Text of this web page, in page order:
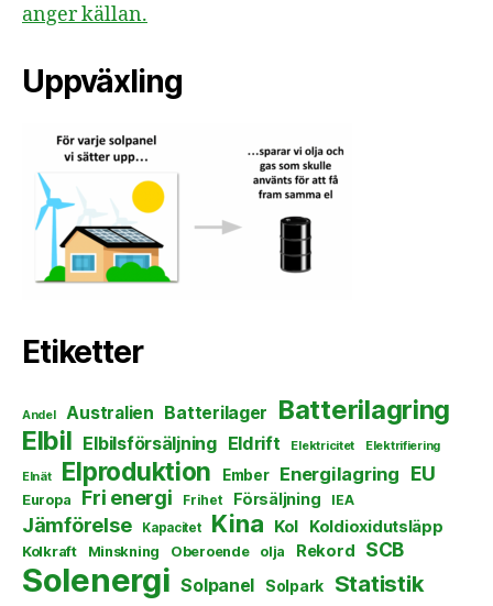
anger källan.
Uppväxling
Etiketter
Andel Australien Batterilager Batterilagring
Elbil Elbilsförsäljning Eldrift Elektricitet Elektrifiering
Elnät Elproduktion Ember Energilagring EU
Europa Fri energi Frihet Försäljning IEA
Jämförelse Kapacitet Kina Kol Koldioxidutsläpp
Kolkraft Minskning Oberoende olja Rekord SCB
Solenergi Solpanel Solpark Statistik